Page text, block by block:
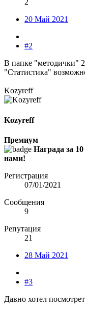
2
20 Май 2021
#2
В папке "методички" 2
"Статистика"
Kozyreff
Kozyreff
Премиум
Награда за
нами!
Регистрация
07/01/2021
Сообщения
9
Репутация
21
28 Май 2021
#3
Давно хотел